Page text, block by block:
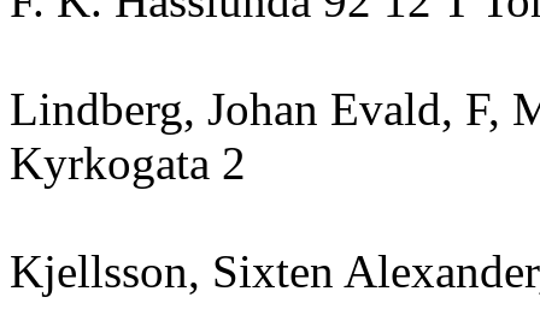
Lindberg, Johan Evald, F,
Kyrkogata 2
Kjellsson, Sixten